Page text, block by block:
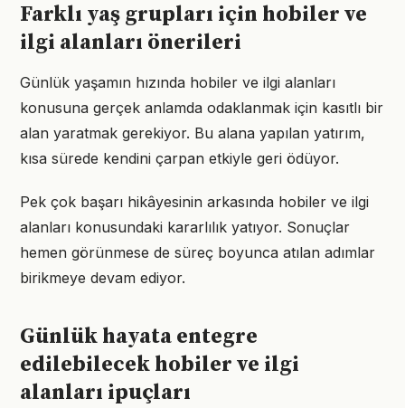
Farklı yaş grupları için hobiler ve
ilgi alanları önerileri
Günlük yaşamın hızında hobiler ve ilgi alanları
konusuna gerçek anlamda odaklanmak için kasıtlı bir
alan yaratmak gerekiyor. Bu alana yapılan yatırım,
kısa sürede kendini çarpan etkiyle geri ödüyor.
Pek çok başarı hikâyesinin arkasında hobiler ve ilgi
alanları konusundaki kararlılık yatıyor. Sonuçlar
hemen görünmese de süreç boyunca atılan adımlar
birikmeye devam ediyor.
Günlük hayata entegre
edilebilecek hobiler ve ilgi
alanları ipuçları